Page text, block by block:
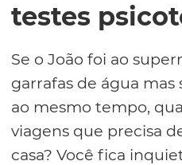
testes
Se o João foi ao
garrafas de água mas
ao mesmo tempo,
viagens que precisa
casa? Você fica